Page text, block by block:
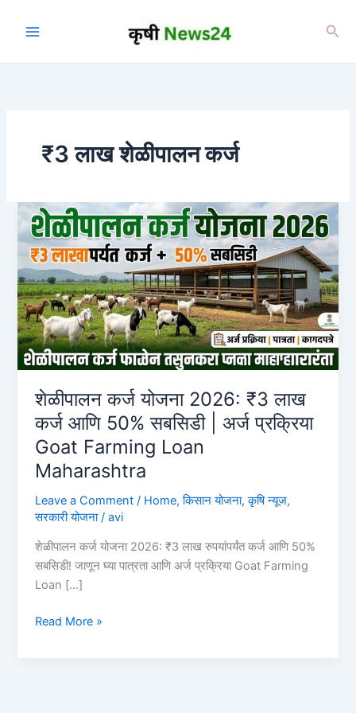
₹3 लाख शेळीपालन कर्ज
शेळीपालन कर्ज योजना 2026: ₹3 लाख
कर्ज आणि 50% सबसिडी | अर्ज प्रक्रिया
Goat Farming Loan
Maharashtra
Leave a Comment / Home,किसान योजना,कृषि न्यूज,
सरकारी योजना/avi
शेळीपालन कर्ज योजना 2026: ₹3 लाख रुपयांपर्यंत कर्ज आणि 50%
सबसिडी! जाणून घ्या पात्रता आणि अर्ज प्रक्रिया Goat Farming
Loan […]
शेळीपालन
Read More »